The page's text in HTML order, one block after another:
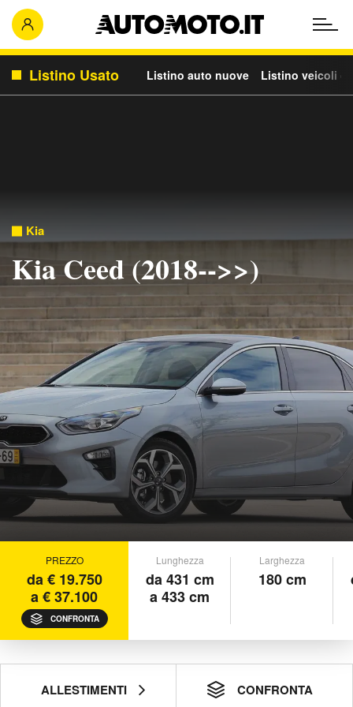
Listino Usato Listino auto nuove Listino veicoli
Kia
Kia Ceed (2018-->>)
PREZZO
da € 19.750
a € 37.100
CONFRONTA
Lunghezza
da 431 cm
a 433 cm
Larghezza
180 cm
ALLESTIMENTI CONFRONTA